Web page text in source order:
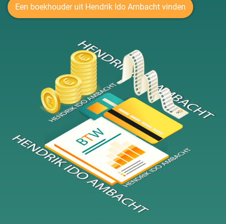
Een boekhouder uit Hendrik Ido Ambacht vinden